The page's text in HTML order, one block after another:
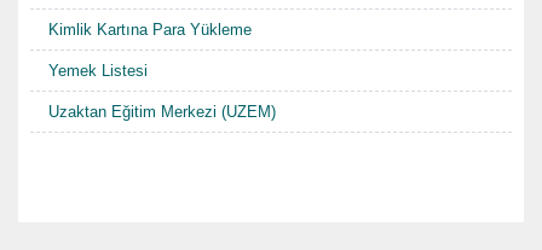
Kimlik Kartına Para Yükleme
Yemek Listesi
Uzaktan Eğitim Merkezi (UZEM)